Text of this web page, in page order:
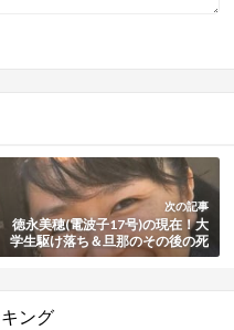
次の記事
徳永美穂(電波子17号)の現在！大
学生駆け落ち＆旦那のその後の死
去など総まとめ
ング